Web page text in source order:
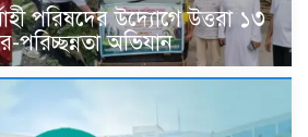
পরিষদের উদ্যোগে উত্তরা ১৩
পরিচ্ছন্নতা অভিযান